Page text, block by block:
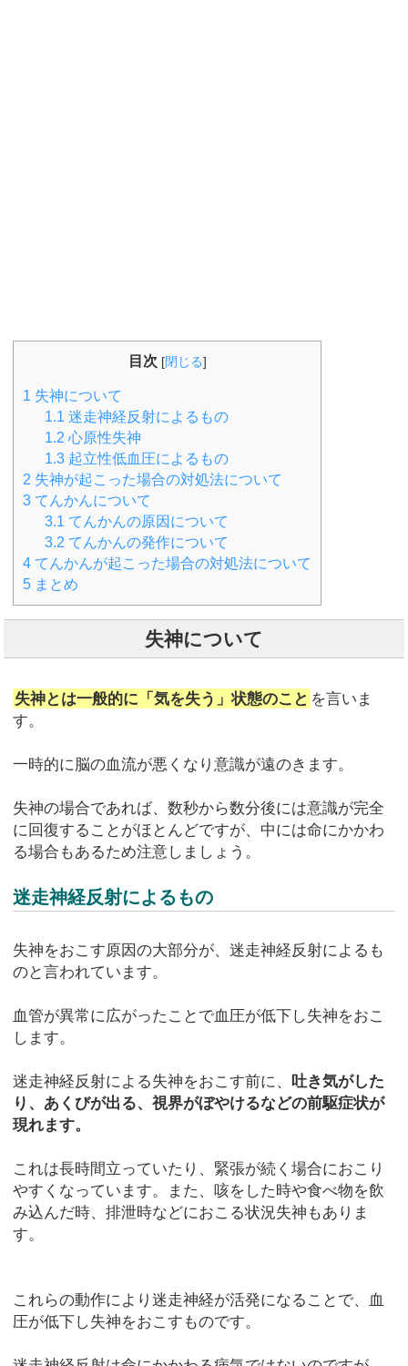
目次 [閉じる]
1 失神について
1.1迷走神経反射によるもの
1.2 心原性失神
1.3起立性低血圧によるもの
2 失神が起こった場合の対処法について
3 てんかんについて
3.1てんかんの原因について
3.2 てんかんの発作について
4 てんかんが起こった場合の対処法について
5 まとめ
失神について
失神とは一般的に「気を失う」状態のこと を言いま
す。
一時的に脳の血流が悪くなり意識が遠のきます。
失神の場合であれば、数秒から数分後には意識が完全
に回復することがほとんどですが、中には命にかかわ
る場合もあるため注意しましょう。
迷走神経反射によるもの
失神をおこす原因の大部分が、迷走神経反射によるも
のと言われています。
血管が異常に広がったことで血圧が低下し失神をおこ
します。
迷走神経反射による失神をおこす前に、 吐き気がした
り、あくびが出る、視界がぼやけるなどの前駆症状が
現れます。
これは長時間立っていたり、緊張が続く場合におこり
やすくなっています。また、咳をした時や食べ物を飲
み込んだ時、排泄時などにおこる状況失神もありま
す。
これらの動作により迷走神経が活発になることで、血
圧が低下し失神をおこすものです。